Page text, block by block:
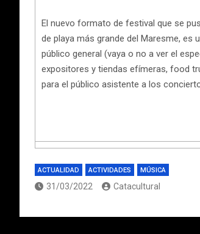
El nuevo formato de festival que se
de playa más grande del Maresme,
público general (vaya o no a ver el
expositores y tiendas efímeras, food
para el público asistente a los
ACTUALIDAD ACTIVIDADES MÚSICA
31/03/2022 Catacultural